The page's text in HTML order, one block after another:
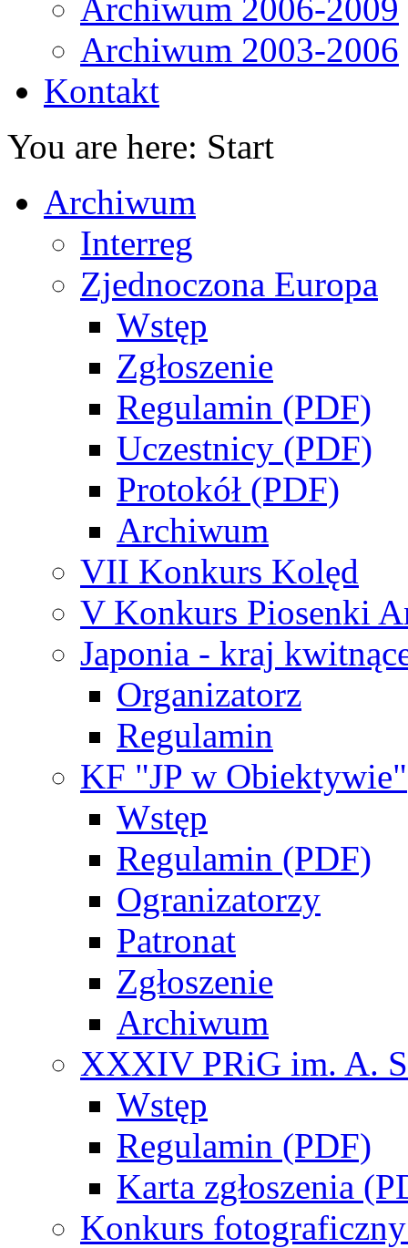
Archiwum 2006-2009
Archiwum 2003-2006
Kontakt
You are here: Start
Archiwum
Interreg
Zjednoczona Europa
Wstęp
Zgłoszenie
Regulamin (PDF)
Uczestnicy (PDF)
Protokół (PDF)
Archiwum
VII Konkurs Kolęd
V Konkurs Piosenki
Japonia - kraj
Organizatorz
Regulamin
KF "JP w Obiektywie"
Wstęp
Regulamin (PDF)
Ogranizatorzy
Patronat
Zgłoszenie
Archiwum
XXXIV PRiG im. A.
Wstęp
Regulamin (PDF)
Karta zgłoszenia
Konkurs fotograficzny